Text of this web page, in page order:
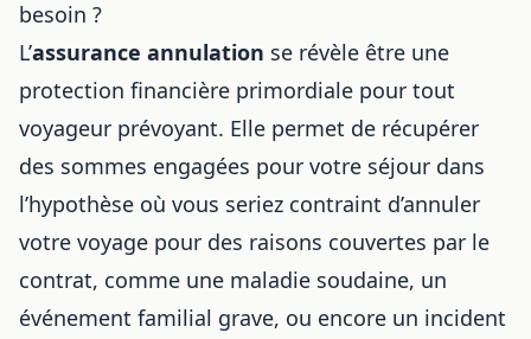
besoin ?
L’assurance annulation se révèle être une
protection financière primordiale pour tout
voyageur prévoyant. Elle permet de récupérer
des sommes engagées pour votre séjour dans
l’hypothèse où vous seriez contraint d’annuler
votre voyage pour des raisons couvertes par le
contrat, comme une maladie soudaine, un
événement familial grave, ou encore un incident